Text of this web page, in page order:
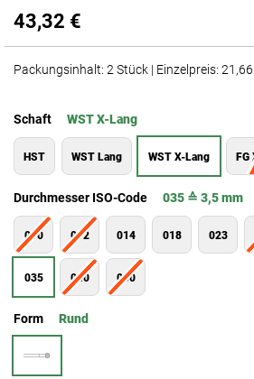
43,32 €
Packungsinhalt: 2 Stück | Einzelpreis:
Schaft WST X-Lang
HST WST Lang WST X-Lang FG
Durchmesser ISO-Code 035 ≙ 3,5 mm
010 012 014 018 023
035 040 050
Form Rund